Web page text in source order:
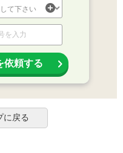
依頼する
に戻る